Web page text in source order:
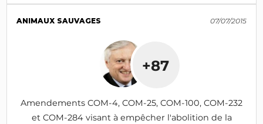
ANIMAUX SAUVAGES 07/07/2015
+87
Amendements COM-4, COM-25, COM-100, COM-232
et COM-284 visant à empêcher l'abolition de la